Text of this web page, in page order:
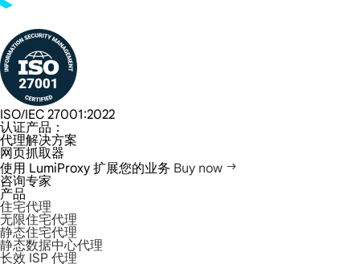
ISO/IEC 27001:2022
认证产品：
代理解决方案
网页抓取器
使用 LumiProxy 扩展您的业务 Buy now
咨询专家
产品
住宅代理
无限住宅代理
静态住宅代理
静态数据中心代理
长效 ISP 代理